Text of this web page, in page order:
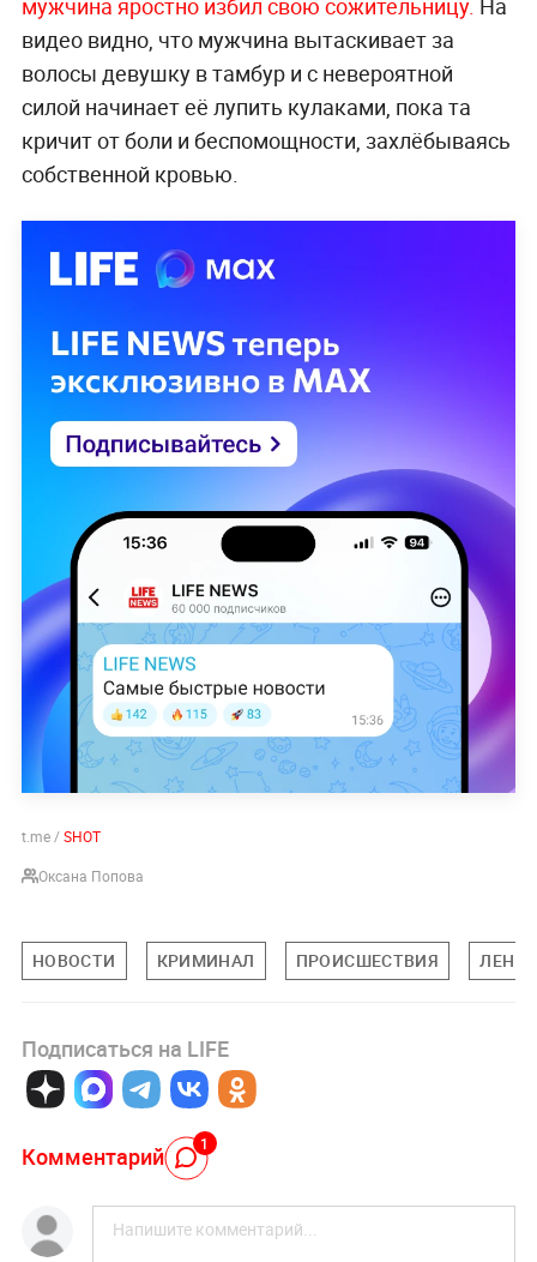
видео видно, что мужчина вытаскивает за
волосы девушку в тамбур и с невероятной
силой начинает её лупить кулаками, пока та
кричит от боли и беспомощности, захлёбываясь
собственной кровью.
t.me /SHOT
Оксана Попова
НОВОСТИ КРИМИНАЛ ПРОИСШЕСТВИЯ
Подписаться на LIFE
Комментарий 1